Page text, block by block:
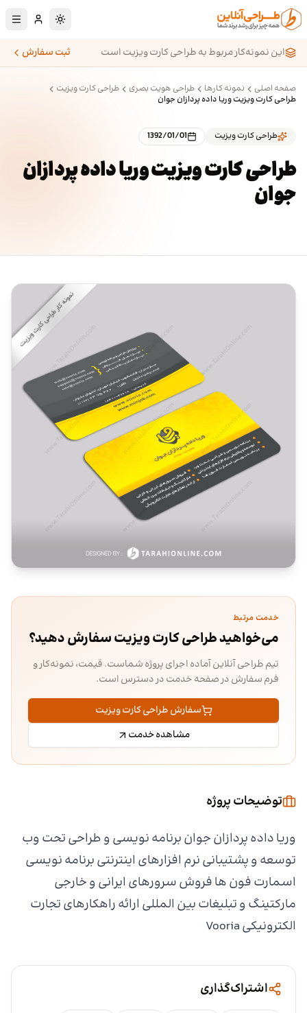
پرش به محتوای اصلی
تغییر به حالت
این نمونه‌کار مربوط به طراحی کارت ویزیت است
ثبت سفارش
صفحه اصلی نمونه کارها طراحی هویت بصری
طراحی کارت ویزیت
طراحی کارت ویزیت وریا داده پردازان جوان
طراحی کارت ویزیت 1392/01/01
طراحی کارت ویزیت وریا داده پردازان
جوان
خدمت مرتبط
می‌خواهید طراحی کارت ویزیت سفارش دهید؟
تیم طراحی آنلاین آماده اجرای پروژه شماست. قیمت، نمونه‌کار و
فرم سفارش در صفحه خدمت در دسترس است.
سفارش طراحی کارت ویزیت
مشاهده خدمت
توضیحات پروژه
وریا داده پردازان جوان برنامه نویسی و طراحی تحت وب
توسعه و پشتیبانی نرم افزارهای اینترنتی برنامه نویسی
اسمارت فون ها فروش سرورهای ایرانی و خارجی
مارکتینگ و تبلیغات بین المللی ارائه راهکارهای تجارت
الکترونیکی Vooria
اشتراک‌گذاری